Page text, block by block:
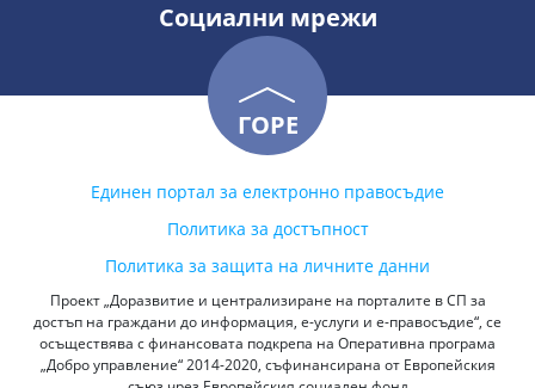
Социални мрежи
ГОРЕ
Единен портал за електронно правосъдие
Политика за достъпност
Политика за защита на личните данни
Проект „Доразвитие и централизиране на порталите в СП за
достъп на граждани до информация, е-услуги и е-правосъдие“, се
осъществява с финансовата подкрепа на Оперативна програма
„Добро управление“ 2014-2020, съфинансирана от Европейския